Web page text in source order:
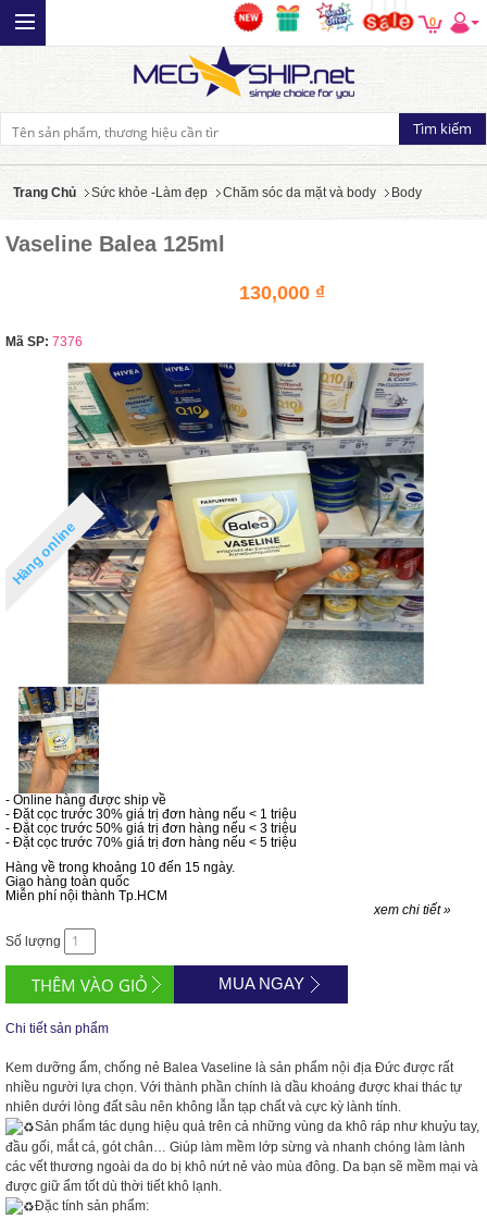
0
Trang Chủ Sức khỏe -Làm đẹp Chăm sóc da mặt và body Body
Vaseline Balea 125ml
130,000 ₫
Mã SP: 7376
Hàng online
- Online hàng được ship về
- Đặt cọc trước 30% giá trị đơn hàng nếu < 1 triệu
- Đặt cọc trước 50% giá trị đơn hàng nếu < 3 triệu
- Đặt cọc trước 70% giá trị đơn hàng nếu < 5 triệu
Hàng về trong khoảng 10 đến 15 ngày.
Giao hàng toàn quốc
Miễn phí nội thành Tp.HCM
xem chi tiết »
Số lượng
MUA NGAY
Chi tiết sản phẩm
Kem dưỡng ẩm, chống nẻ Balea Vaseline là sản phẩm nội địa Đức được rất
nhiều người lựa chọn. Với thành phần chính là dầu khoáng được khai thác tự
nhiên dưới lòng đất sâu nên không lẫn tạp chất và cực kỳ lành tính.
Sản phẩm tác dụng hiệu quả trên cả những vùng da khô ráp như khuỷu tay,
đầu gối, mắt cá, gót chân… Giúp làm mềm lớp sừng và nhanh chóng làm lành
các vết thương ngoài da do bị khô nứt nẻ vào mùa đông. Da bạn sẽ mềm mại và
được giữ ẩm tốt dù thời tiết khô lạnh.
Đặc tính sản phẩm: